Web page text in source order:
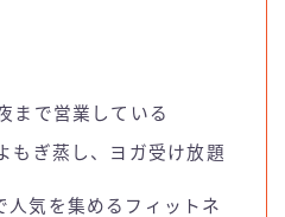
まで営業している
もぎ蒸し、ヨガ受け放題
人気を集めるフィットネ